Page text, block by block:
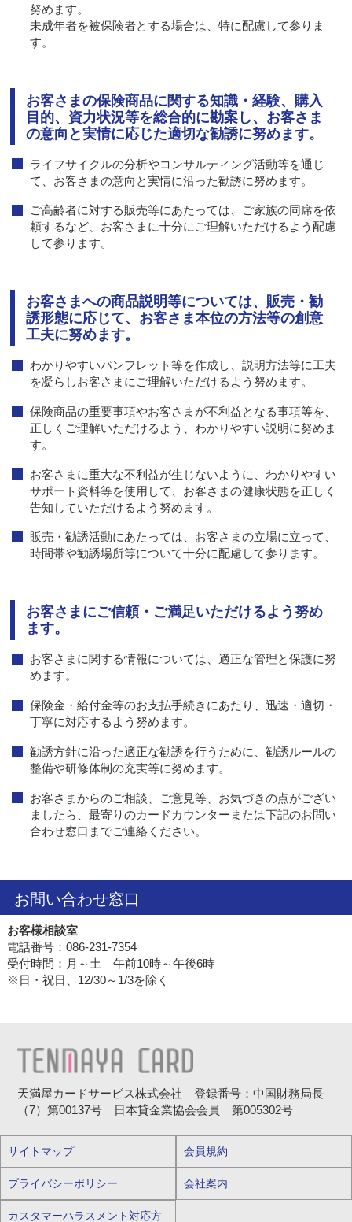
努めます。
未成年者を被保険者とする場合は、特に配慮して参りま
す。
お客さまの保険商品に関する知識・経験、購入
目的、資力状況等を総合的に勘案し、お客さま
の意向と実情に応じた適切な勧誘に努めます。
ライフサイクルの分析やコンサルティング活動等を通じ
て、お客さまの意向と実情に沿った勧誘に努めます。
ご高齢者に対する販売等にあたっては、ご家族の同席を依
頼するなど、お客さまに十分にご理解いただけるよう配慮
して参ります。
お客さまへの商品説明等については、販売・勧
誘形態に応じて、お客さま本位の方法等の創意
工夫に努めます。
わかりやすいパンフレット等を作成し、説明方法等に工夫
を凝らしお客さまにご理解いただけるよう努めます。
保険商品の重要事項やお客さまが不利益となる事項等を、
正しくご理解いただけるよう、わかりやすい説明に努めま
す。
お客さまに重大な不利益が生じないように、わかりやすい
サポート資料等を使用して、お客さまの健康状態を正しく
告知していただけるよう努めます。
販売・勧誘活動にあたっては、お客さまの立場に立って、
時間帯や勧誘場所等について十分に配慮して参ります。
お客さまにご信頼・ご満足いただけるよう努め
ます。
お客さまに関する情報については、適正な管理と保護に努
めます。
保険金・給付金等のお支払手続きにあたり、迅速・適切・
丁寧に対応するよう努めます。
勧誘方針に沿った適正な勧誘を行うために、勧誘ルールの
整備や研修体制の充実等に努めます。
お客さまからのご相談、ご意見等、お気づきの点がござい
ましたら、最寄りのカードカウンターまたは下記のお問い
合わせ窓口までご連絡ください。
お問い合わせ窓口
お客様相談室
電話番号：086-231-7354
受付時間：月～土 午前10時～午後6時
※日・祝日、12/30～1/3を除く
天満屋カードサービス株式会社 登録番号：中国財務局長
（7）第00137号 日本貸金業協会会員 第005302号
サイトマップ 会員規約
プライバシーポリシー 会社案内
カスタマーハラスメント対応方